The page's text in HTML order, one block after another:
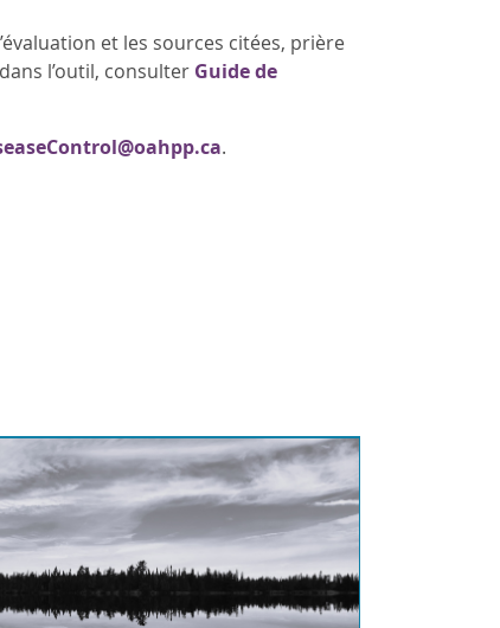
et les sources citées, prière
l’outil, consulter Guide de
.